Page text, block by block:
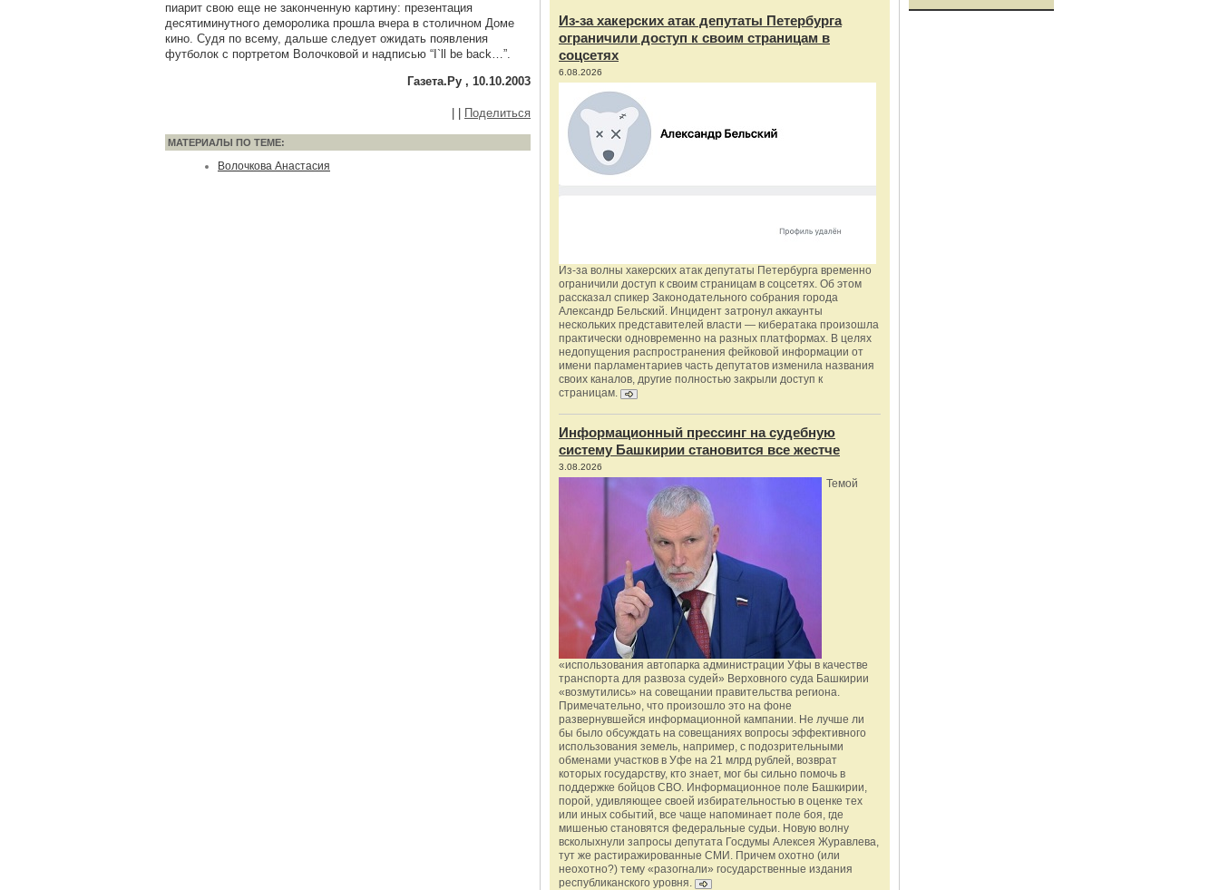
пиарит свою еще не законченную картину: презентация
десятиминутного деморолика прошла вчера в столичном Доме
кино. Судя по всему, дальше следует ожидать появления
футболок с портретом Волочковой и надписью “I`ll be back…”.
Газета.Ру , 10.10.2003
Поделиться
МАТЕРИАЛЫ ПО ТЕМЕ:
Волочкова Анастасия
Из‑за хакерских атак депутаты Петербурга
ограничили доступ к своим страницам в
соцсетях
6.08.2026
Из‑за волны хакерских атак депутаты Петербурга временно
ограничили доступ к своим страницам в соцсетях. Об этом
рассказал спикер Законодательного собрания города
Александр Бельский. Инцидент затронул аккаунты
нескольких представителей власти — кибератака произошла
практически одновременно на разных платформах. В целях
недопущения распространения фейковой информации от
имени парламентариев часть депутатов изменила названия
своих каналов, другие полностью закрыли доступ к
страницам.
Информационный прессинг на судебную
систему Башкирии становится все жестче
3.08.2026
Темой
«использования автопарка администрации Уфы в качестве
транспорта для развоза судей» Верховного суда Башкирии
«возмутились» на совещании правительства региона.
Примечательно, что произошло это на фоне
развернувшейся информационной кампании. Не лучше ли
бы было обсуждать на совещаниях вопросы эффективного
использования земель, например, с подозрительными
обменами участков в Уфе на 21 млрд рублей, возврат
которых государству, кто знает, мог бы сильно помочь в
поддержке бойцов СВО. Информационное поле Башкирии,
порой, удивляющее своей избирательностью в оценке тех
или иных событий, все чаще напоминает поле боя, где
мишенью становятся федеральные судьи. Новую волну
всколыхнули запросы депутата Госдумы Алексея Журавлева,
тут же растиражированные СМИ. Причем охотно (или
неохотно?) тему «разогнали» государственные издания
республиканского уровня.